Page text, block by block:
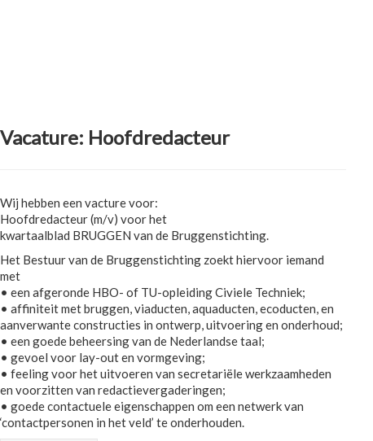
Vacature: Hoofdredacteur
Wij hebben een vacture voor:
Hoofdredacteur (m/v) voor het
kwartaalblad BRUGGEN van de Bruggenstichting.
Het Bestuur van de Bruggenstichting zoekt hiervoor iemand
met
• een afgeronde HBO- of TU-opleiding Civiele Techniek;
• affiniteit met bruggen, viaducten, aquaducten, ecoducten, en
aanverwante constructies in ontwerp, uitvoering en onderhoud;
• een goede beheersing van de Nederlandse taal;
• gevoel voor lay-out en vormgeving;
• feeling voor het uitvoeren van secretariële werkzaamheden
en voorzitten van redactievergaderingen;
• goede contactuele eigenschappen om een netwerk van
‘contactpersonen in het veld’ te onderhouden.